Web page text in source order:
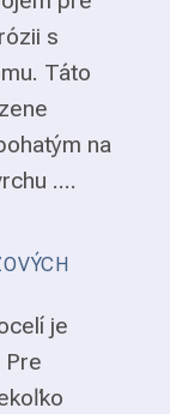
s
Táto
na
....
je
Pre